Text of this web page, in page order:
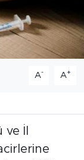
A- A+
İl